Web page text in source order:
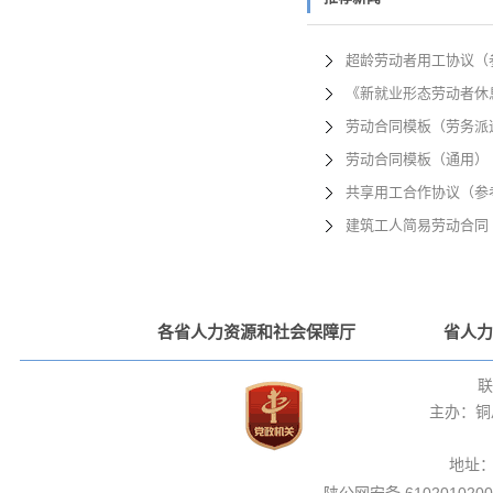
超龄劳动者用工协议（
《新就业形态劳动者
劳动合同模板（劳务派
劳动合同模板（通用）
共享用工合作协议（参
建筑工人简易劳动合
各省人力资源和社会保障厅 省人
主办：
地址